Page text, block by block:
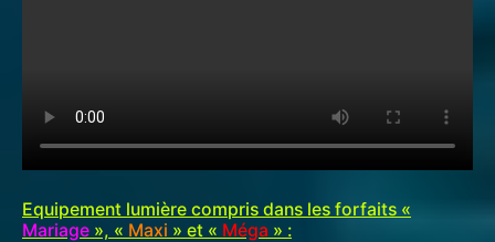
Equipement lumière compris dans les forfaits «
Mariage », « Maxi » et « Méga » :